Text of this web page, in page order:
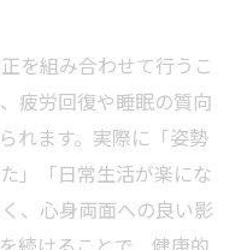
を組み合わせて行うこ
疲労回復や睡眠の質向
れます。実際に「姿勢
」「日常生活が楽にな
、心身両面への良い影